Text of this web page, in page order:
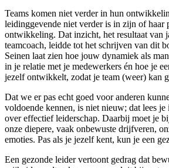
Teams komen niet verder in hun
leidinggevende niet verder is in zijn of haar
ontwikkeling. Dat inzicht, het resultaat van
teamcoach, leidde tot het schrijven van dit
Seinen laat zien hoe jouw dynamiek als
in je relatie met je medewerkers én hoe je
jezelf ontwikkelt, zodat je team (weer) kan
Dat we er pas echt goed voor anderen
voldoende kennen, is niet nieuw; dat lees
over effectief leiderschap. Daarbij moet je
onze diepere, vaak onbewuste drijfveren,
emoties. Pas als je jezelf kent, kun je een
Een gezonde leider vertoont gedrag dat